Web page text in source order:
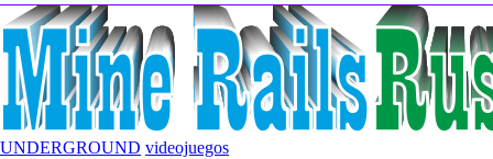
UNDERGROUND videojuegos